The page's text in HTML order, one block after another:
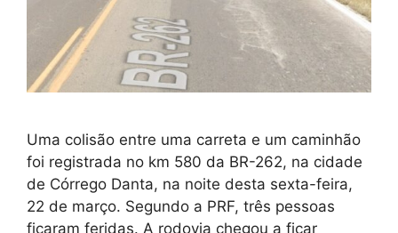
Uma colisão entre uma carreta e um caminhão
foi registrada no km 580 da BR-262, na cidade
de Córrego Danta, na noite desta sexta-feira,
22 de março. Segundo a PRF, três pessoas
ficaram feridas. A rodovia chegou a ficar